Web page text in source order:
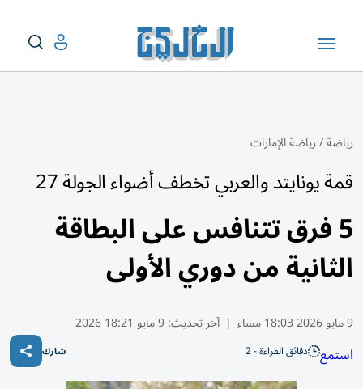
رياضة/رياضة الإمارات
قمة يونايتد والعربي تخطف أضواء الجولة 27
5 فرق تتنافس على البطاقة
الثانية من دوري الأولى
9 مايو 2026 18:03 مساء | آخر تحديث:9 مايو 18:21 2026
استمع دقائق القراءة - 2 شارك